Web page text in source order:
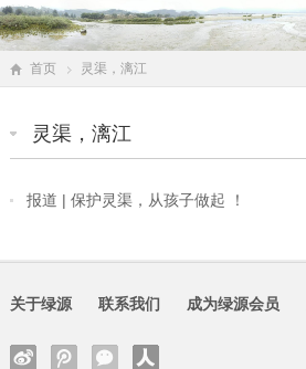
首页 灵渠，漓江
灵渠，漓江
报道 | 保护灵渠，从孩子做起 ！
关于绿源 联系我们 成为绿源会员